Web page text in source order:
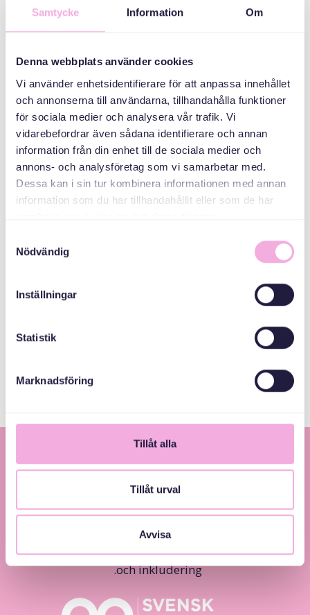
Samtycke Information Om
Denna webbplats använder cookies
Vi använder enhetsidentifierare för att anpassa innehållet
och annonserna till användarna, tillhandahålla funktioner
för sociala medier och analysera vår trafik. Vi
vidarebefordrar även sådana identifierare och annan
information från din enhet till de sociala medier och
annons- och analysföretag som vi samarbetar med.
Dessa kan i sin tur kombinera informationen med annan
information som du har tillhandahållit eller som de har
Nödvändig
Inställningar
Statistik
Marknadsföring
Tillåt alla
Tillåt urval
Avvisa
Lundby bibliotek
(Hisingen),
Borstbindaregatan
دسته بندی ها
جلسات والدین
سازمان دهنده
Svenska med baby – Föräldraträffar för jämlikhet
och inkludering.